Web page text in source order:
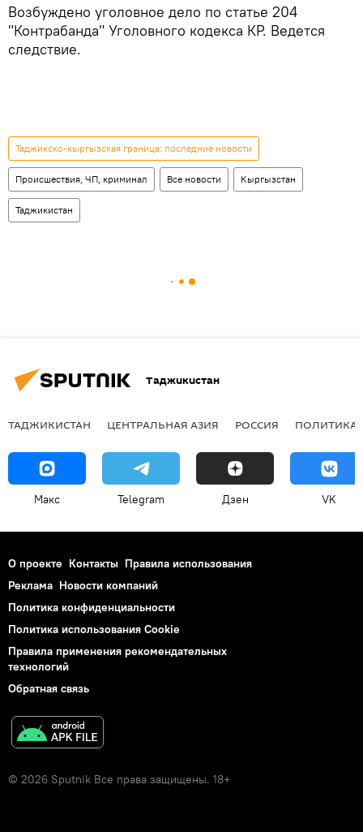
Возбуждено уголовное дело по статье 204
"Контрабанда" Уголовного кодекса КР. Ведется
следствие.
Таджикско-кыргызская граница: последние новости
Происшествия, ЧП, криминал Все новости Кыргызстан
Таджикистан
Таджикистан
ТАДЖИКИСТАН ЦЕНТРАЛЬНАЯ АЗИЯ РОССИЯ ПОЛИТИКА
Макс Telegram Дзен VK
О проекте Контакты Правила использования
Реклама Новости компаний
Политика конфиденциальности
Политика использования Cookie
Правила применения рекомендательных
технологий
Обратная связь
© 2026 Sputnik Все права защищены. 18+